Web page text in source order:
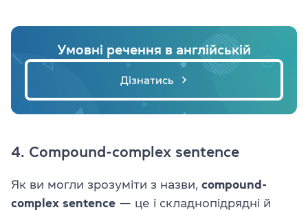
Умовні речення в англійській
Дізнатись
4. ​​Compound-complex sentence
Як ви могли зрозуміти з назви, compound-
complex sentence — це і складнопідрядні й